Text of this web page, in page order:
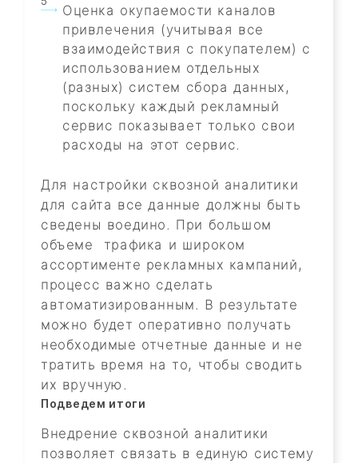
Оценка окупаемости каналов
привлечения (учитывая все
взаимодействия с покупателем) с
использованием отдельных
(разных) систем сбора данных,
поскольку каждый рекламный
сервис показывает только свои
расходы на этот сервис.
Для настройки сквозной аналитики
для сайта все данные должны быть
сведены воедино. При большом
объеме трафика и широком
ассортименте рекламных кампаний,
процесс важно сделать
автоматизированным. В результате
можно будет оперативно получать
необходимые отчетные данные и не
тратить время на то, чтобы сводить
их вручную.
Подведем итоги
Внедрение сквозной аналитики
позволяет связать в единую систему